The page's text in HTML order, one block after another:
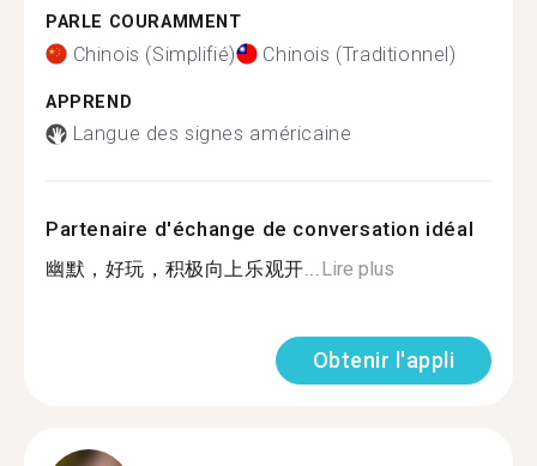
PARLE COURAMMENT
Chinois (Simplifié) Chinois (Traditionnel)
APPREND
Langue des signes américaine
Partenaire d'échange de conversation idéal
幽默，好玩，积极向上乐观开...Lire plus
Obtenir l'appli